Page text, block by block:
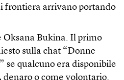
frontiera arrivano portando
Oksana Bukina. Il primo
sulla chat “Donne
se qualcuno era disponibile
denaro o come volontario.